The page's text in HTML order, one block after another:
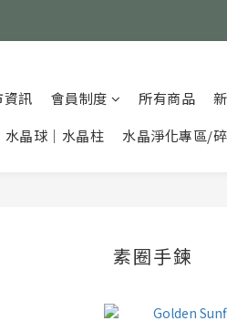
資訊 會員制度 所有商品
水晶球｜水晶柱 水晶淨化專區/
素圈手鍊